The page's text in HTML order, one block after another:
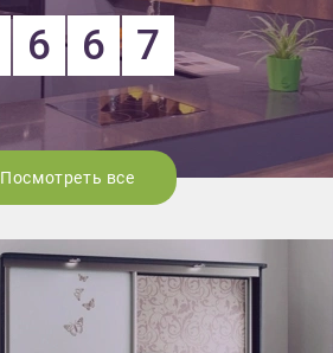
6 6 7
Посмотреть все